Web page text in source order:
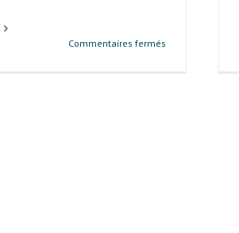
Commentaires fermés